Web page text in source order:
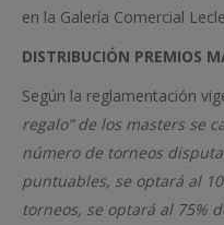
en la Galería Comercial
DISTRIBUCIÓN PREMIOS
Según la reglamentación
regalo” de los masters se
número de torneos
puntuables, se optará al
torneos, se optará al 75%